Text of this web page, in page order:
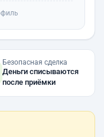
Безопасная сделка
Деньги списываются
после приёмки